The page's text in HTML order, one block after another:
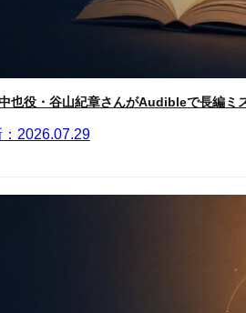
也役・谷山紀章さんがAudibleで長編ミ
2026.07.29